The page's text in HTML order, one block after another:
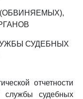
СУДЕБНЫХ
отчетности
службы судебных